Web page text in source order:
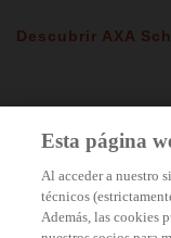
Descubrir AXA
INFORMACIONES
Esta página
Al acceder a nuestro
técnicos
Además, las cookies